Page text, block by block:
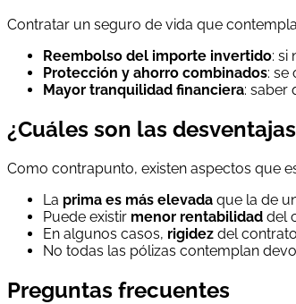
Contratar un seguro de vida que
Reembolso del importe invertido: si
Protección y ahorro combinados: se
Mayor tranquilidad financiera: saber
¿Cuáles son las
Como contrapunto, existen aspectos que
La prima es más elevada que la de
Puede existir menor rentabilidad del
En algunos casos, rigidez del
No todas las pólizas contemplan
Preguntas frecuentes